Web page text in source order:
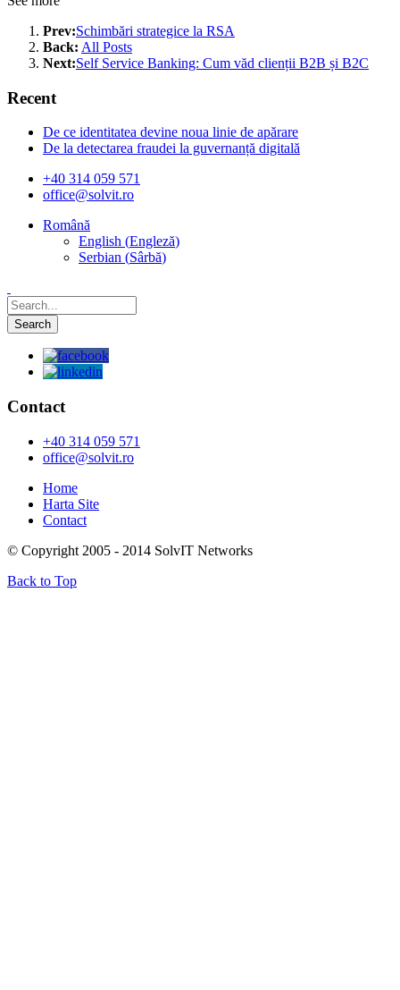
Prev:Schimbări strategice la RSA
Back: All Posts
Next:Self Service Banking: Cum văd clienții B2B și B2C
Recent
De ce identitatea devine noua linie de apărare
De la detectarea fraudei la guvernanță digitală
+40 314 059 571
office@solvit.ro
Română
English (Engleză)
Serbian (Sârbă)
Contact
+40 314 059 571
office@solvit.ro
Home
Harta Site
Contact
© Copyright 2005 - 2014 SolvIT Networks
Back to Top